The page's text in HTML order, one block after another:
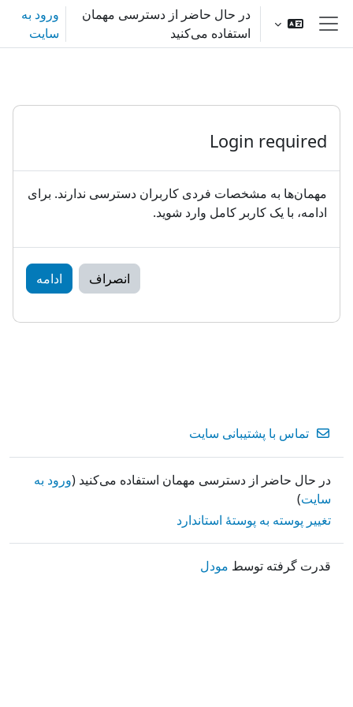
پرش به محتوای اصلی
پنل کناری
در حال حاضر از دسترسی مهمان
استفاده می‌کنید
ورود به
سایت
Login required
مهمان‌ها به مشخصات فردی کاربران دسترسی ندارند. برای
ادامه، با یک کاربر کامل وارد شوید.
انصراف ادامه
تماس با پشتیبانی سایت
در حال حاضر از دسترسی مهمان استفاده می‌کنید (ورود به
سایت)
تغییر پوسته به پوستهٔ استاندارد
قدرت گرفته توسط مودل